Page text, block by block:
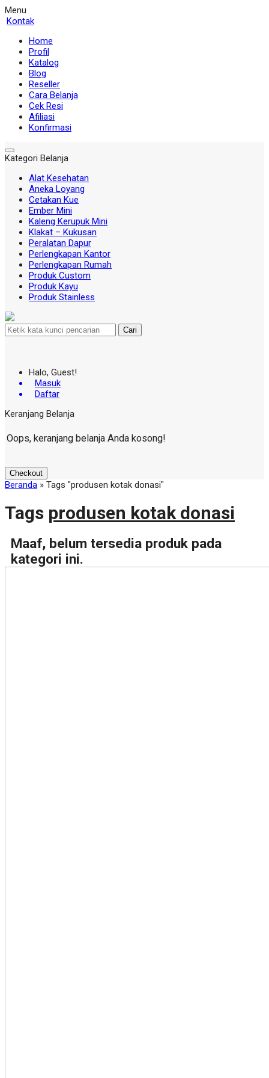
Menu
Kontak
Home
Profil
Katalog
Blog
Reseller
Cara Belanja
Cek Resi
Afiliasi
Konfirmasi
Kategori Belanja
Alat Kesehatan
Aneka Loyang
Cetakan Kue
Ember Mini
Kaleng Kerupuk Mini
Klakat – Kukusan
Peralatan Dapur
Perlengkapan Kantor
Perlengkapan Rumah
Produk Custom
Produk Kayu
Produk Stainless
Cari
Halo, Guest!
Masuk
Daftar
Keranjang Belanja
Oops, keranjang belanja Anda kosong!
Checkout
Beranda » Tags "produsen kotak donasi"
Tags produsen kotak donasi
Maaf, belum tersedia produk pada
kategori ini.